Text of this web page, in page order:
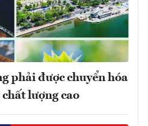
phải được chuyển hóa
lượng cao